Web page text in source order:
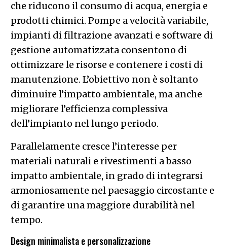
che riducono il consumo di acqua, energia e
prodotti chimici. Pompe a velocità variabile,
impianti di filtrazione avanzati e software di
gestione automatizzata consentono di
ottimizzare le risorse e contenere i costi di
manutenzione. L’obiettivo non è soltanto
diminuire l’impatto ambientale, ma anche
migliorare l’efficienza complessiva
dell’impianto nel lungo periodo.
Parallelamente cresce l’interesse per
materiali naturali e rivestimenti a basso
impatto ambientale, in grado di integrarsi
armoniosamente nel paesaggio circostante e
di garantire una maggiore durabilità nel
tempo.
Design minimalista e personalizzazione